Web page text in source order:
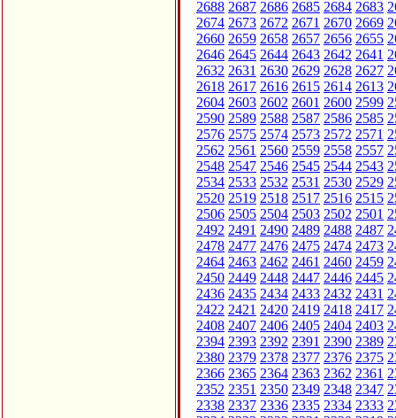
2688 2687 2686 2685 2684 2683
2674 2673 2672 2671 2670 2669
2660 2659 2658 2657 2656 2655
2646 2645 2644 2643 2642 2641
2632 2631 2630 2629 2628 2627
2618 2617 2616 2615 2614 2613
2604 2603 2602 2601 2600 2599
2590 2589 2588 2587 2586 2585
2576 2575 2574 2573 2572 2571
2562 2561 2560 2559 2558 2557
2548 2547 2546 2545 2544 2543
2534 2533 2532 2531 2530 2529
2520 2519 2518 2517 2516 2515
2506 2505 2504 2503 2502 2501
2492 2491 2490 2489 2488 2487
2478 2477 2476 2475 2474 2473
2464 2463 2462 2461 2460 2459
2450 2449 2448 2447 2446 2445
2436 2435 2434 2433 2432 2431
2422 2421 2420 2419 2418 2417
2408 2407 2406 2405 2404 2403
2394 2393 2392 2391 2390 2389
2380 2379 2378 2377 2376 2375
2366 2365 2364 2363 2362 2361
2352 2351 2350 2349 2348 2347
2338 2337 2336 2335 2334 2333